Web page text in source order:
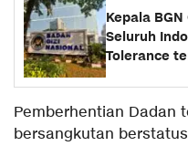
Kepala BGN
Seluruh
Tolerance
Pemberhentian Dadan
bersangkutan